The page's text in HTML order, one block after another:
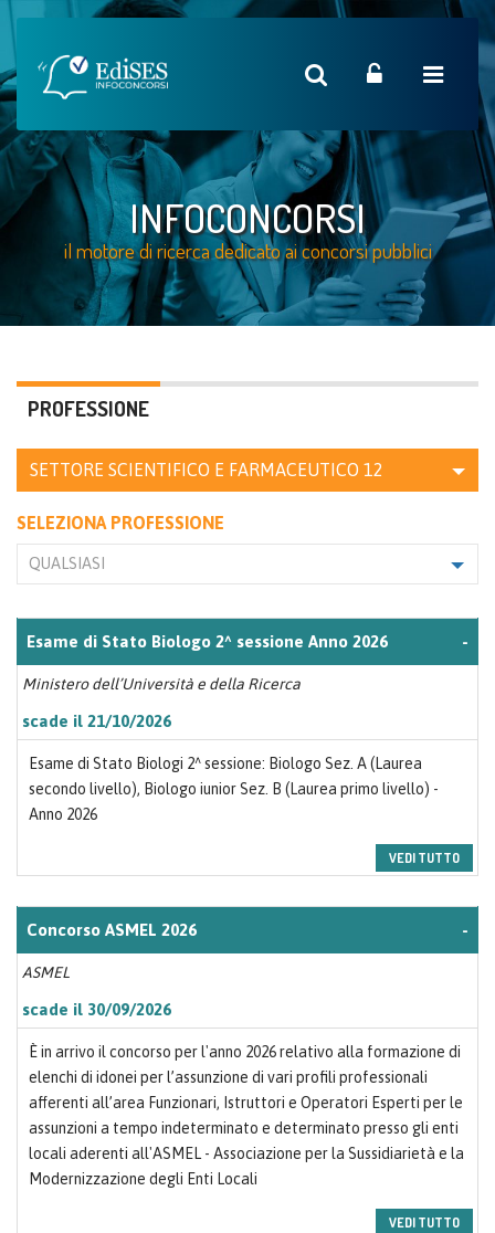
INFOCONCORSI
il motore di ricerca dedicato ai concorsi pubblici
PROFESSIONE
SETTORE SCIENTIFICO E FARMACEUTICO 12
SELEZIONA PROFESSIONE
QUALSIASI
Esame di Stato Biologo 2^ sessione Anno 2026 -
Ministero dell’Università e della Ricerca
scade il 21/10/2026
Esame di Stato Biologi 2^ sessione: Biologo Sez. A (Laurea
secondo livello), Biologo iunior Sez. B (Laurea primo livello) -
Anno 2026
VEDI TUTTO
Concorso ASMEL 2026 -
ASMEL
scade il 30/09/2026
È in arrivo il concorso per l'anno 2026 relativo alla formazione di
elenchi di idonei per l’assunzione di vari profili professionali
afferenti all’area Funzionari, Istruttori e Operatori Esperti per le
assunzioni a tempo indeterminato e determinato presso gli enti
locali aderenti all'ASMEL - Associazione per la Sussidiarietà e la
Modernizzazione degli Enti Locali
VEDI TUTTO